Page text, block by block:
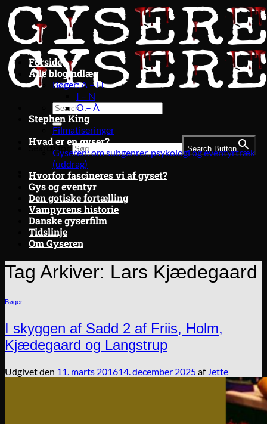
Fortsæt
til
indhold
Search for: Search Button
Forside
Alle blogindlæg
Bøger: A – H
I – N
O – Å
Stephen King
Filmatiseringer
Hvad er en gyser?
Gyseren: om subgenrer, psykologi og eventyrtræk
(uddrag)
Hvorfor fascineres vi af gyset?
Gys og eventyr
Den gotiske fortælling
Vampyrens historie
Danske gyserfilm
Tidslinje
Om Gyseren
Tag Arkiver: Lars Kjædegaard
Bøger
I skyggen af Sadd 2 af Friis, Holm,
Kjædegaard og Langstrup
Udgivet den 11. marts 201614. december 2025af Jette